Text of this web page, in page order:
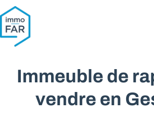
Aller au contenu principal
Immeuble de
vendre en